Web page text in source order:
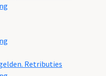
Retributies